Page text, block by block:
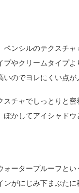
ンシルのテクスチ
プやクリームタイプ
のでヨレにくい点が
スチャでしっとりと
ぼかしてアイシャド
ータープルーフと
がにじみ下まぶた